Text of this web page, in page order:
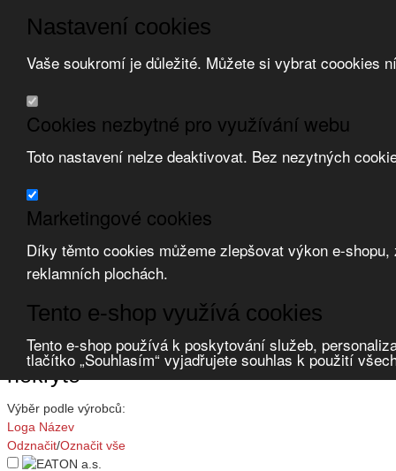
Nastavení cookies
Vaše soukromí je důležité. Můžete si vybrat coookies
Cookies nezbytné pro využívání webu
Toto nastavení nelze deaktivovat. Bez nezytných
Marketingové cookies
Díky těmto cookies můžeme zlepšovat výkon e-
reklamních plochách.
Tento e-shop využívá cookies
Tento e-shop používá k poskytování služeb,
tlačítko „Souhlasím“ vyjadřujete souhlas k použití
Přeskočit na hlavní obsah Přeskočit na doplňující obsah
Obchodní podmínky
Registrace
Zvolte měnu:
Přihlásit uživatele
Úvod Svorkovnice, svorky stupačkové (hl.vedení) nekryté
nekryté
Výběr podle výrobců:
Loga Název
Odznačit/Označit vše